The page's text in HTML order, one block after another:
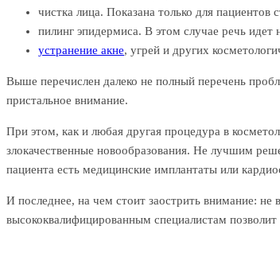
чистка лица. Показана только для пациентов
пилинг эпидермиса. В этом случае речь
устранение акне, угрей и других
Выше перечислен далеко не полный перечень
пристальное внимание.
При этом, как и любая другая процедура в
злокачественные новообразования. Не лучшим
пациента есть медицинские имплантаты или
И последнее, на чем стоит заострить внимание: не
высококвалифицированным специалистам